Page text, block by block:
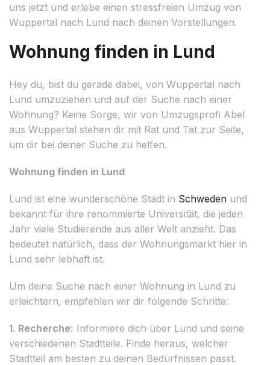
uns jetzt und erlebe einen stressfreien Umzug von
Wuppertal nach Lund nach deinen Vorstellungen.
Wohnung finden in Lund
Hey du, bist du gerade dabei, von Wuppertal nach
Lund umzuziehen und auf der Suche nach einer
Wohnung? Keine Sorge, wir von Umzugsprofi Abel
aus Wuppertal stehen dir mit Rat und Tat zur Seite,
um dir bei deiner Suche zu helfen.
Wohnung finden in Lund
Lund ist eine wunderschöne Stadt in Schweden und
bekannt für ihre renommierte Universität, die jeden
Jahr viele Studierende aus aller Welt anzieht. Das
bedeutet natürlich, dass der Wohnungsmarkt hier in
Lund sehr lebhaft ist.
Um deine Suche nach einer Wohnung in Lund zu
erleichtern, empfehlen wir dir folgende Schritte:
1. Recherche: Informiere dich über Lund und seine
verschiedenen Stadtteile. Finde heraus, welcher
Stadtteil am besten zu deinen Bedürfnissen passt.